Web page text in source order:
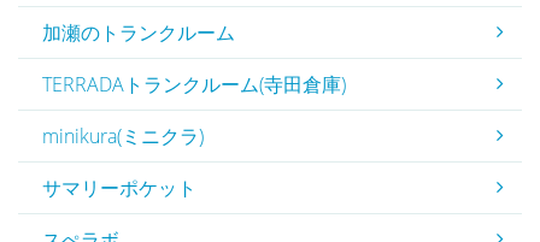
加瀬のトランクルーム
TERRADAトランクルーム(寺田倉庫)
minikura(ミニクラ)
サマリーポケット